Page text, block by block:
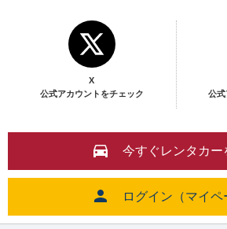
X
公式アカウントをチェック
公
今すぐレンタカー
ログイン（マイペ